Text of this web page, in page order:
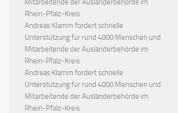
Rhein-Pfalz-Kreis
Andreas Klamm fordert schnelle
Unterstützung für rund 4000 Menschen und
Mitarbeitende der Ausländerbehörde im
Rhein-Pfalz-Kreis
Andreas Klamm fordert schnelle
Unterstützung für rund 4000 Menschen und
Mitarbeitende der Ausländerbehörde im
Rhein-Pfalz-Kreis